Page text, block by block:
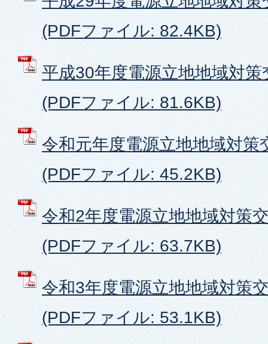
(PDFファイル: 82.4KB)
平成30年度電源立地地域対
(PDFファイル: 81.6KB)
令和元年度電源立地地域対策
(PDFファイル: 45.2KB)
令和2年度電源立地地域対策
(PDFファイル: 63.7KB)
令和3年度電源立地地域対策
(PDFファイル: 53.1KB)